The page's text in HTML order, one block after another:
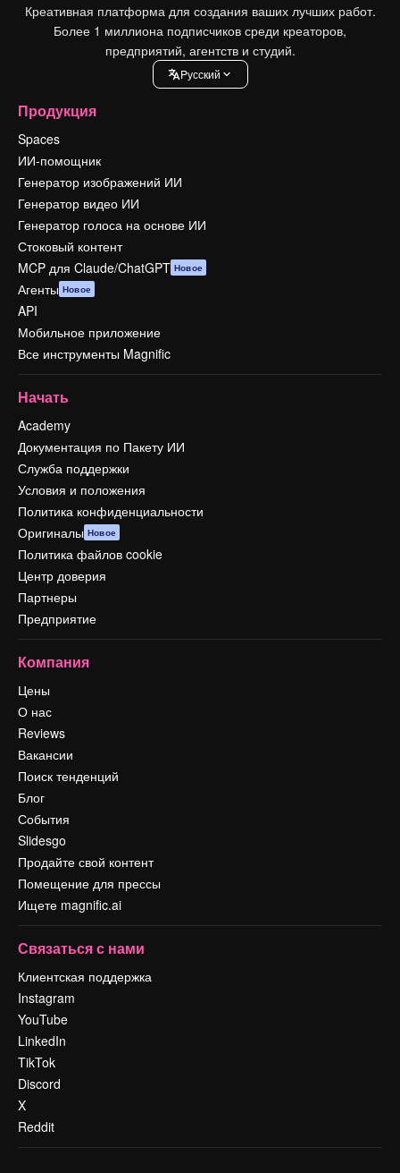
Креативная платформа для создания ваших лучших работ.
Более 1 миллиона подписчиков среди креаторов,
предприятий, агентств и студий.
Pусский
Продукция
Spaces
ИИ-помощник
Генератор изображений ИИ
Генератор видео ИИ
Генератор голоса на основе ИИ
Стоковый контент
MCP для Claude/ChatGPT Новое
Агенты Новое
API
Мобильное приложение
Все инструменты Magnific
Начать
Academy
Документация по Пакету ИИ
Служба поддержки
Условия и положения
Политика конфиденциальности
Оригиналы Новое
Политика файлов cookie
Центр доверия
Партнеры
Предприятие
Компания
Цены
О нас
Reviews
Вакансии
Поиск тенденций
Блог
События
Slidesgo
Продайте свой контент
Помещение для прессы
Ищете magnific.ai
Связаться с нами
Клиентская поддержка
Instagram
YouTube
LinkedIn
TikTok
Discord
X
Reddit